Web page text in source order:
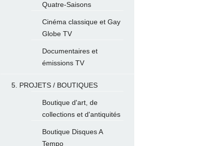
Quatre-Saisons
Cinéma classique et Gay
Globe TV
Documentaires et
émissions TV
5. PROJETS / BOUTIQUES
Boutique d'art, de
collections et d'antiquités
Boutique Disques A
Tempo